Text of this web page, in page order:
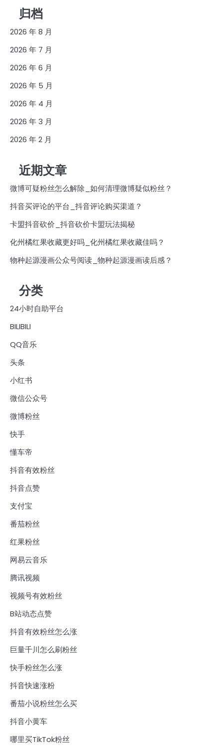
归档
2026 年 8 月
2026 年 7 月
2026 年 6 月
2026 年 5 月
2026 年 4 月
2026 年 3 月
2026 年 2 月
近期文章
微博可疑粉丝怎么解除_如何清理微博疑似粉丝？
抖音买评论的平台_抖音评论购买渠道？
卡盟抖音砍价_抖音砍价卡盟玩法揭秘
化州橘红果收藏更好吗_化州橘红果收藏佳吗？
物种起源漫画公众号阅读_物种起源漫画读后感？
分类
24小时自助平台
BILIBILI
QQ音乐
头条
小红书
微信公众号
微博粉丝
快手
懂车帝
抖音有效粉丝
抖音点赞
支付宝
番茄粉丝
红果粉丝
网易云音乐
腾讯视频
视频号有效粉丝
B站动态点赞
抖音有效粉丝怎么涨
巨量千川怎么刷粉丝
快手粉丝怎么涨
抖音快速涨粉
番茄小说粉丝怎么买
抖音小黄车
哪里买TikTok粉丝